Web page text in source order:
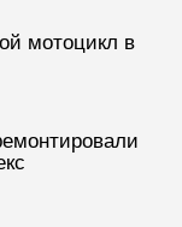
мотоцикл в